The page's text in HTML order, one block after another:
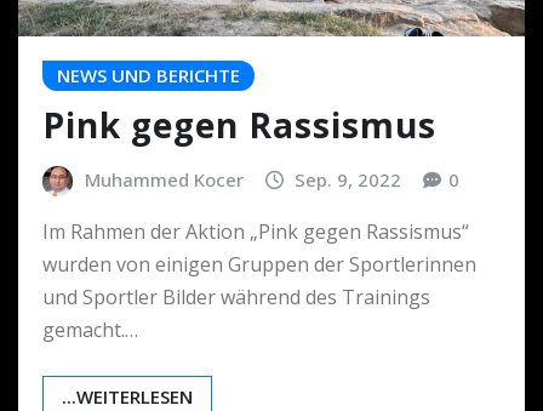
NEWS UND BERICHTE
Pink gegen Rassismus
Muhammed Kocer Sep. 9, 2022 0
Im Rahmen der Aktion „Pink gegen Rassismus“
wurden von einigen Gruppen der Sportlerinnen
und Sportler Bilder während des Trainings
gemacht.…
...WEITERLESEN